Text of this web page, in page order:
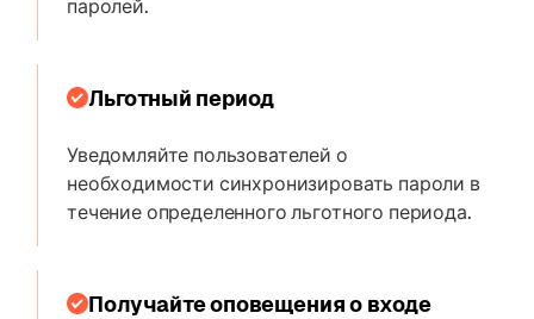
паролей.
Льготный период
Уведомляйте пользователей о
необходимости синхронизировать пароли в
течение определенного льготного периода.
Получайте оповещения о входе